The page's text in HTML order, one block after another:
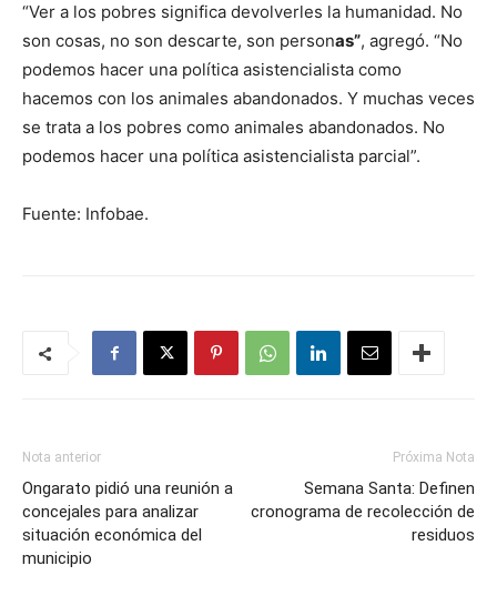
“Ver a los pobres significa devolverles la humanidad. No
son cosas, no son descarte, son personas”, agregó. “No
podemos hacer una política asistencialista como
hacemos con los animales abandonados. Y muchas veces
se trata a los pobres como animales abandonados. No
podemos hacer una política asistencialista parcial”.
Fuente: Infobae.
Nota anterior
Ongarato pidió una reunión a
concejales para analizar
situación económica del
municipio
Próxima Nota
Semana Santa: Definen
cronograma de recolección de
residuos